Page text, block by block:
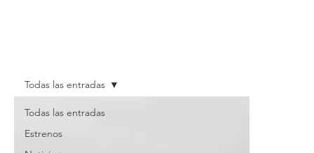
Todas las entradas
Estrenos
Todas las entradas